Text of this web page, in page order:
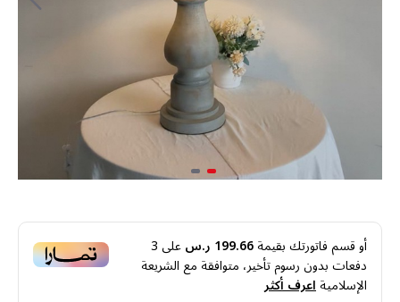
أو قسم فاتورتك بقيمة199.66 ر.س على3
دفعات بدون رسوم تأخير، متوافقة مع الشريعة
الإسلاميةاعرف أكثر